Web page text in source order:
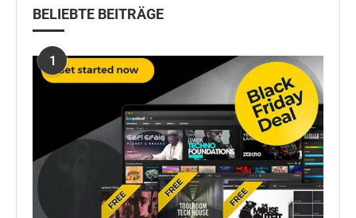
BELIEBTE BEITRÄGE
1